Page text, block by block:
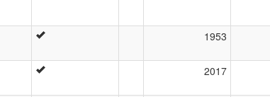
1953
2017